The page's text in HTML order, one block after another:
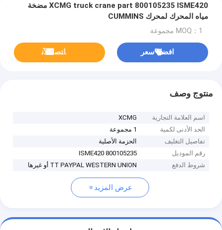
XCMG truck crane part 800105235 ISME420 مضخة
مياه المحرك لمحرك CUMMINS
MOQ：1 مجموعة
افضل سعر ﺎﺘﺼﻟ ﺍﻶﻧ
منتوج وصف
اسم العلامة التجارية
XCMG
الحد الأدنى لكمية
1 مجموعة
تفاصيل التغليف
الحزمة الأصلية
رقم الموديل
800105235 ISME420
شروط الدفع
TT PAYPAL WESTERN UNION أو غيرها
عرض المزيد